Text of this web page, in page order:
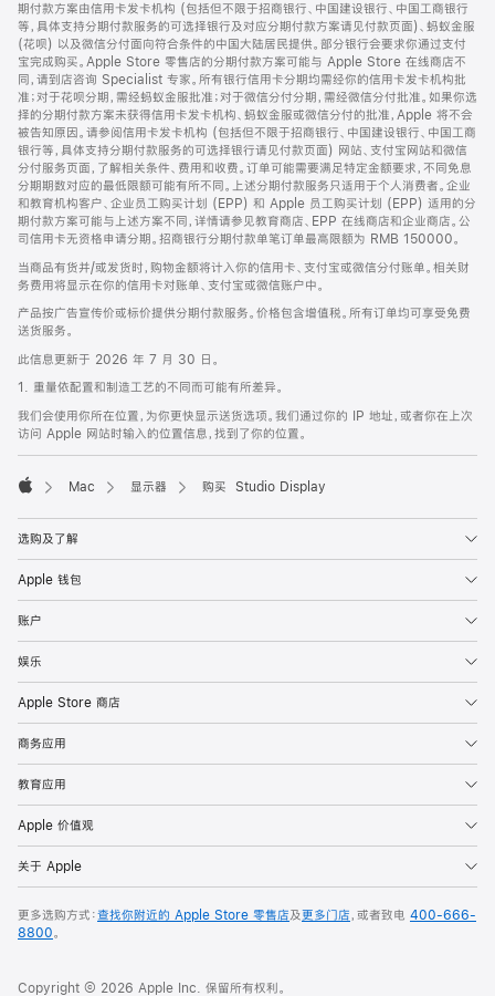
期付款方案由信用卡发卡机构 (包括但不限于招商银行、中国建设银行、中国工商银行
等，具体支持分期付款服务的可选择银行及对应分期付款方案请见付款页面)、蚂蚁金服
(花呗) 以及微信分付面向符合条件的中国大陆居民提供。部分银行会要求你通过支付
宝完成购买。Apple Store 零售店的分期付款方案可能与 Apple Store 在线商店不
同，请到店咨询 Specialist 专家。所有银行信用卡分期均需经你的信用卡发卡机构批
准；对于花呗分期，需经蚂蚁金服批准；对于微信分付分期，需经微信分付批准。如果你选
择的分期付款方案未获得信用卡发卡机构、蚂蚁金服或微信分付的批准，Apple 将不会
被告知原因。请参阅信用卡发卡机构 (包括但不限于招商银行、中国建设银行、中国工商
银行等，具体支持分期付款服务的可选择银行请见付款页面) 网站、支付宝网站和微信
分付服务页面，了解相关条件、费用和收费。订单可能需要满足特定金额要求，不同免息
分期期数对应的最低限额可能有所不同。上述分期付款服务只适用于个人消费者。企业
和教育机构客户、企业员工购买计划 (EPP) 和 Apple 员工购买计划 (EPP) 适用的分
期付款方案可能与上述方案不同，详情请参见教育商店、EPP 在线商店和企业商店。公
司信用卡无资格申请分期。招商银行分期付款单笔订单最高限额为 RMB 150000。
当商品有货并/或发货时，购物金额将计入你的信用卡、支付宝或微信分付账单。相关财
务费用将显示在你的信用卡对账单、支付宝或微信账户中。
产品按广告宣传价或标价提供分期付款服务。价格包含增值税。所有订单均可享受免费
送货服务。
此信息更新于 2026 年 7 月 30 日。
1. 重量依配置和制造工艺的不同而可能有所差异。
我们会使用你所在位置，为你更快显示送货选项。我们通过你的 IP 地址，或者你在上次
访问 Apple 网站时输入的位置信息，找到了你的位置。
Mac 显示器 购买 Studio Display
选购及了解
Apple 钱包
账户
娱乐
Apple Store 商店
商务应用
教育应用
Apple 价值观
关于 Apple
更多选购方式：查找你附近的 Apple Store 零售店及更多门店，或者致电 400-666-
8800。
Copyright © 2026 Apple Inc. 保留所有权利。